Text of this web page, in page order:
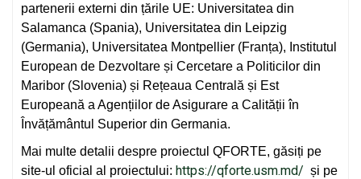
partenerii externi din țările UE: Universitatea din
Salamanca (Spania), Universitatea din Leipzig
(Germania), Universitatea Montpellier (Franța), Institutul
European de Dezvoltare și Cercetare a Politicilor din
Maribor (Slovenia) și Rețeaua Centrală și Est
Europeană a Agențiilor de Asigurare a Calității în
Învățământul Superior din Germania.
Mai multe detalii despre proiectul QFORTE, găsiți pe
site-ul oficial al proiectului: https://qforte.usm.md/ și pe